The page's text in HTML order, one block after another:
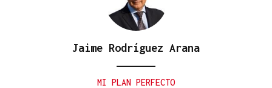
Jaime Rodríguez Arana
MI PLAN PERFECTO